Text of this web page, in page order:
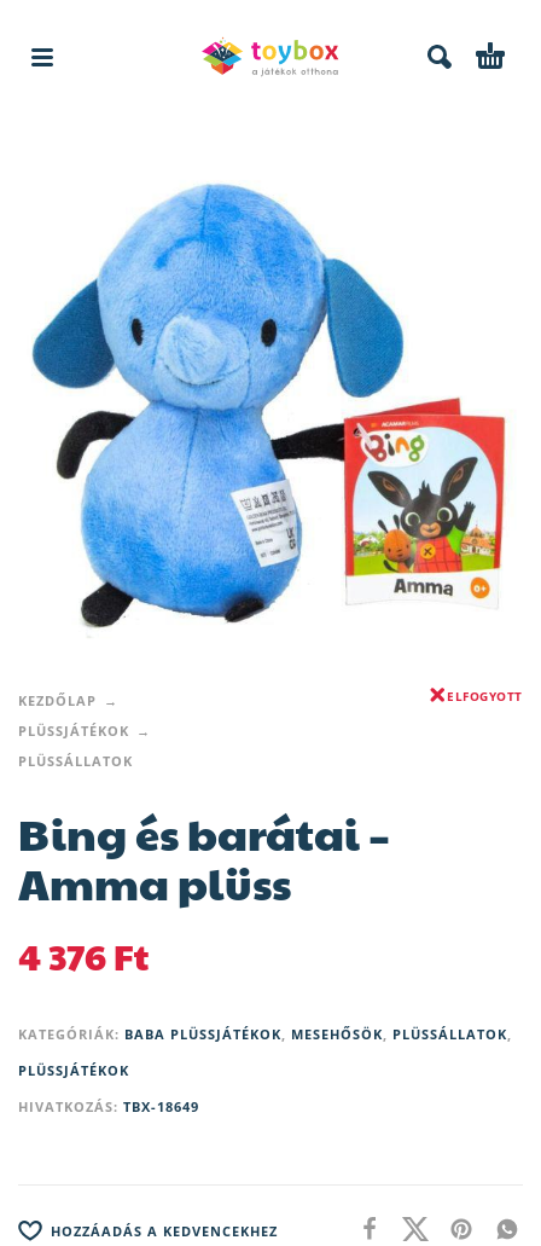
KEZDŐLAP
PLÜSSJÁTÉKOK
PLÜSSÁLLATOK
ELFOGYOTT
Bing és barátai –
Amma plüss
4 376Ft
KATEGÓRIÁK: BABA PLÜSSJÁTÉKOK, MESEHŐSÖK, PLÜSSÁLLATOK,
PLÜSSJÁTÉKOK
HIVATKOZÁS: TBX-18649
HOZZÁADÁS A KEDVENCEKHEZ